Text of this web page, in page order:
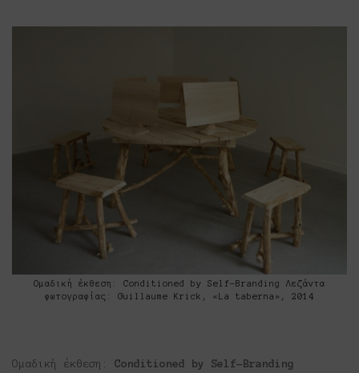
Ομαδική έκθεση: Conditioned by Self-Branding Λεζάντα
φωτογραφίας: Guillaume Krick, «La taberna», 2014
Ομαδική έκθεση: Conditioned by Self-Branding